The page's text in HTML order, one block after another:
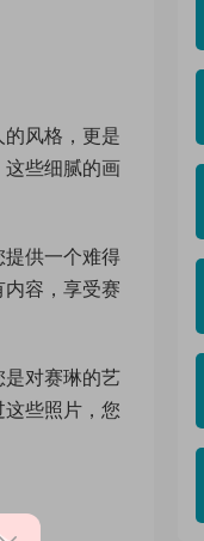
风格，更是
些细腻的画
供一个难得
容，享受赛
对赛琳的艺
些照片，您